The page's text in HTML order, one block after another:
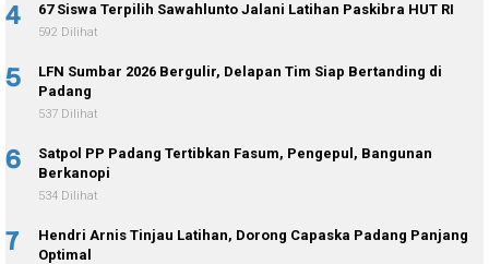
4 67 Siswa Terpilih Sawahlunto Jalani Latihan Paskibra HUT RI
592 Dilihat
5
LFN Sumbar 2026 Bergulir, Delapan Tim Siap Bertanding di
Padang
537 Dilihat
6
Satpol PP Padang Tertibkan Fasum, Pengepul, Bangunan
Berkanopi
534 Dilihat
7
Hendri Arnis Tinjau Latihan, Dorong Capaska Padang Panjang
Optimal